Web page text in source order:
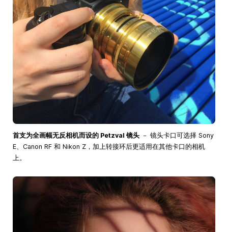
首支为全画幅无反相机而设的 Petzval 镜头 － 镜头卡口可选择 Sony
E、Canon RF 和 Nikon Z，加上转接环后更适用在其他卡口的相机
上。